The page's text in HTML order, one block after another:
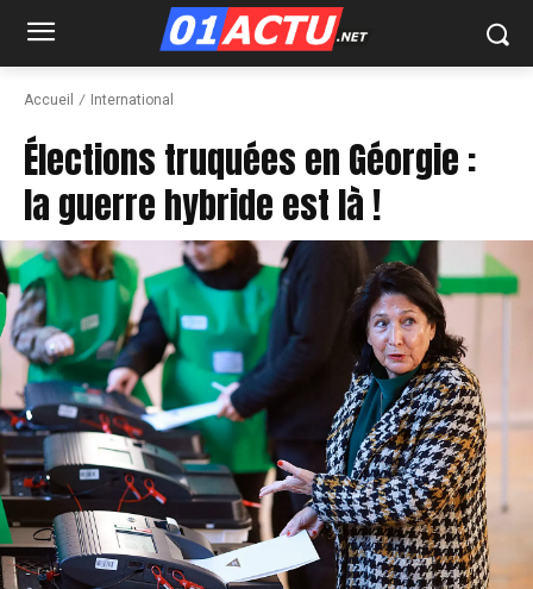
Accueil International
Élections truquées en Géorgie :
la guerre hybride est là !